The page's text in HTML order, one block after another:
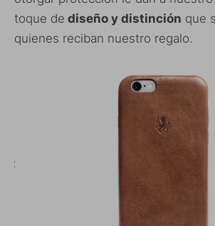
toque de diseño y distinción que
quienes reciban nuestro regalo.